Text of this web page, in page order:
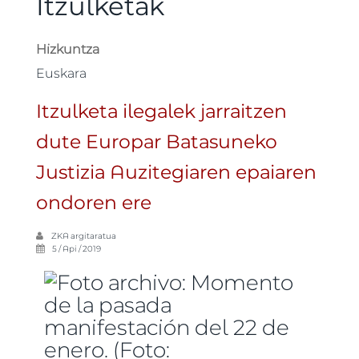
Itzulketak
Hizkuntza
Euskara
Itzulketa ilegalek jarraitzen
dute Europar Batasuneko
Justizia Auzitegiaren epaiaren
ondoren ere
ZKA argitaratua
5 / Api / 2019